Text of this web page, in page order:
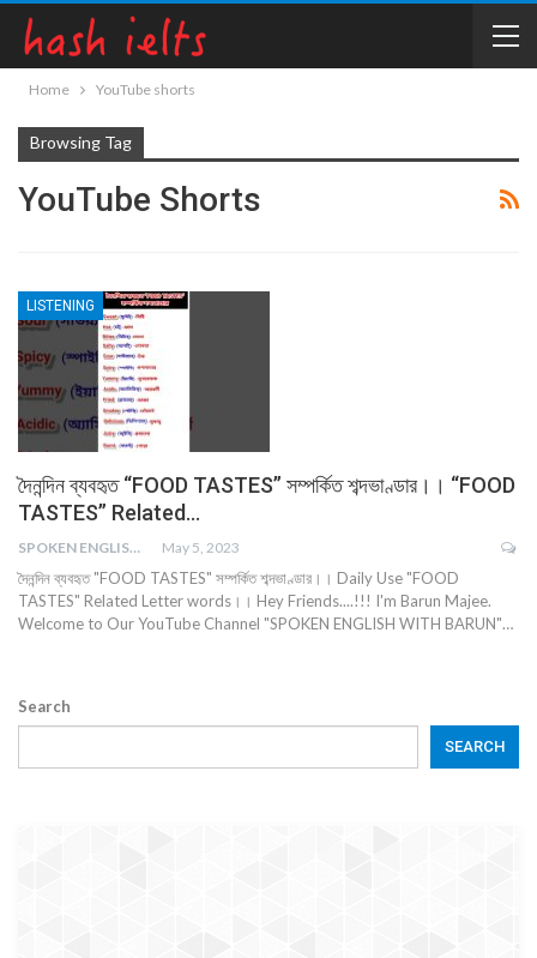
Home YouTube shorts
Browsing Tag
YouTube Shorts
LISTENING
দৈনন্দিন ব্যবহৃত “FOOD TASTES” সম্পর্কিত শব্দভাণ্ডার।। “FOOD
TASTES” Related…
SPOKEN ENGLISH WITH BARUN May 5, 2023
দৈনন্দিন ব্যবহৃত "FOOD TASTES" সম্পর্কিত শব্দভাণ্ডার।। Daily Use "FOOD
TASTES" Related Letter words।। Hey Friends....!!! I'm Barun Majee.
Welcome to Our YouTube Channel "SPOKEN ENGLISH WITH BARUN"…
Search
SEARCH